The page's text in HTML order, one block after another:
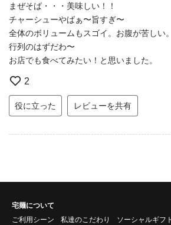
まぜそば・・・美味しい！！
チャーシューやばぁ〜旨すぎ〜
全体のボリュームもスゴイ。お腹が苦しい。
行列のはずだわ〜
お店でも食べてみたい！と思いました。
2
役に立った レビューを共有
宅麺について
ご利用シーン
私達のこだわり ソーシャルギフト